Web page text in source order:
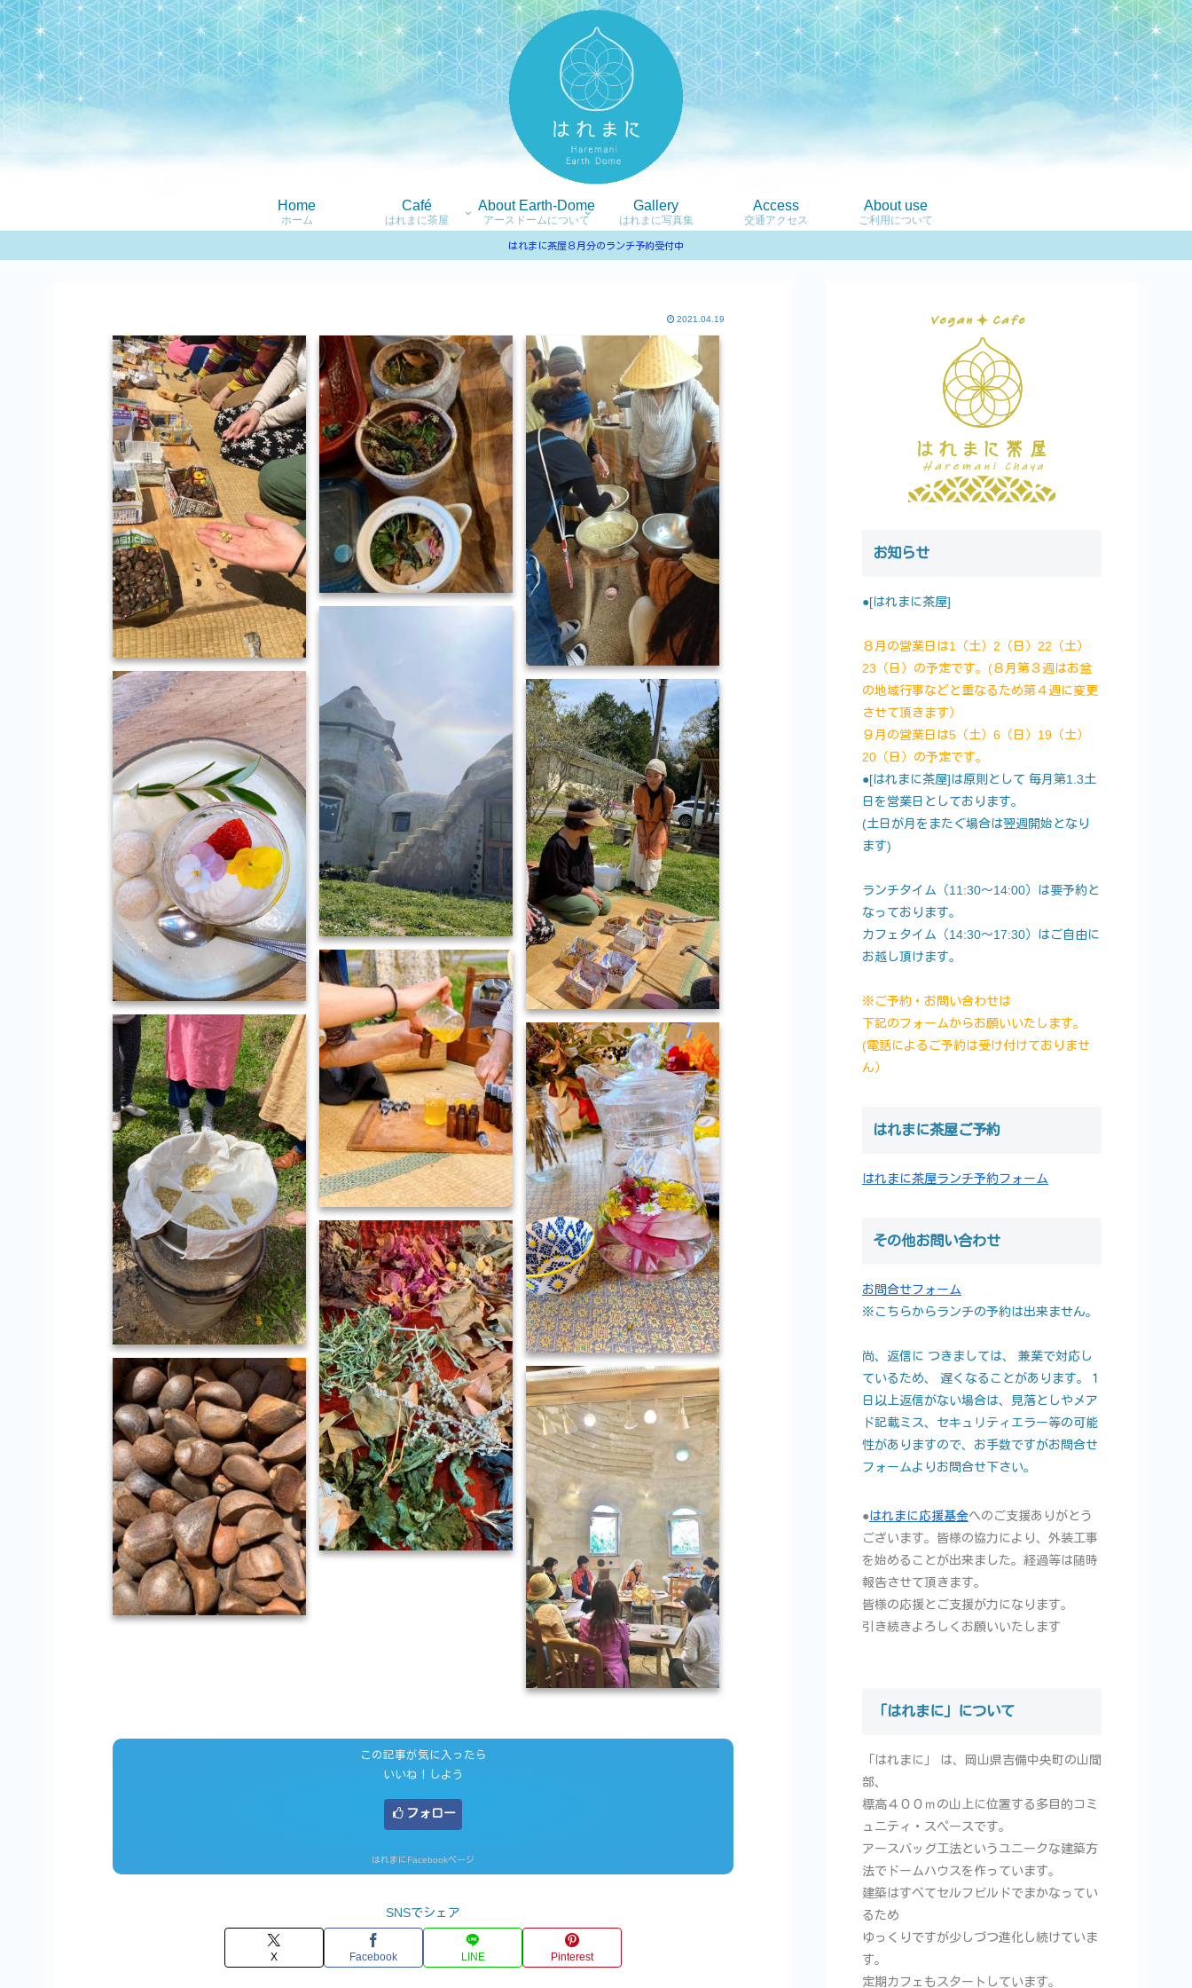
Home
ホーム
Café
はれまに茶屋
About Earth-Dome
アースドームについて
Gallery
はれまに写真集
Access
交通アクセス
About use
ご利用について
はれまに茶屋８月分のランチ予約受付中
2021.04.19
この記事が気に入ったら
いいね！しよう
フォロー
はれまにFacebookページ
SNSでシェア
X Facebook LINE Pinterest
お知らせ
●[はれまに茶屋]
８月の営業日は1（土）2（日）22（土）
23（日）の予定です。(８月第３週はお盆
の地域行事などと重なるため第４週に変更
させて頂きます）
９月の営業日は5（土）6（日）19（土）
20（日）の予定です。
●[はれまに茶屋]は原則として 毎月第1.3土
日を営業日としております。
(土日が月をまたぐ場合は翌週開始となり
ます)
ランチタイム（11:30～14:00）は要予約と
なっております。
カフェタイム（14:30～17:30）はご自由に
お越し頂けます。
※ご予約・お問い合わせは
下記のフォームからお願いいたします。
(電話によるご予約は受け付けておりませ
ん）
はれまに茶屋ご予約
はれまに茶屋ランチ予約フォーム
その他お問い合わせ
お問合せフォーム
※こちらからランチの予約は出来ません。
尚、返信に つきましては、 兼業で対応し
ているため、 遅くなることがあります。１
日以上返信がない場合は、見落としやメア
ド記載ミス、セキュリティエラー等の可能
性がありますので、お手数ですがお問合せ
フォームよりお問合せ下さい。
●はれまに応援基金へのご支援ありがとう
ございます。皆様の協力により、外装工事
を始めることが出来ました。経過等は随時
報告させて頂きます。
皆様の応援とご支援が力になります。
引き続きよろしくお願いいたします
「はれまに」について
「はれまに」 は、岡山県吉備中央町の山間
部、
標高４００ｍの山上に位置する多目的コミ
ュニティ・スペースです。
アースバッグ工法というユニークな建築方
法でドームハウスを作っています。
建築はすべてセルフビルドでまかなってい
るため
ゆっくりですが少しづつ進化し続けていま
す。
定期カフェもスタートしています。